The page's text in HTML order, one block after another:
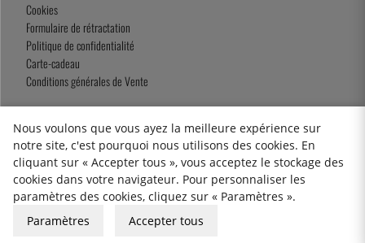
Cookies
Formulaire de rétractation
Politique de confidentialité
Carte-cadeau
Conditions générales de Vente
2026 KitchenLab AB
Nous voulons que vous ayez la meilleure expérience sur
notre site, c'est pourquoi nous utilisons des cookies. En
cliquant sur « Accepter tous », vous acceptez le stockage des
cookies dans votre navigateur. Pour personnaliser les
paramètres des cookies, cliquez sur « Paramètres ».
Paramètres
Accepter tous